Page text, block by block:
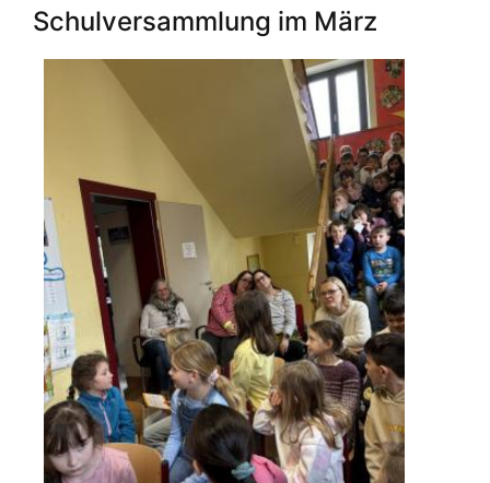
Buches
2026
Schulversammlung im März